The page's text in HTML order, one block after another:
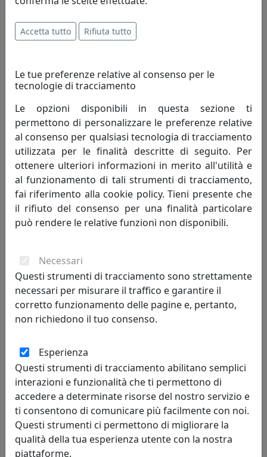
APPLIQUE COLLEZIONE VINTAGE C665 NERO
Ferroluce
227,00 €
Ferroluce
396,00 €
Accetta tutto Rifiuta tutto
Le tue preferenze relative al consenso per le
tecnologie di tracciamento
Le opzioni disponibili in questa sezione ti
permettono di personalizzare le preferenze relative
al consenso per qualsiasi tecnologia di tracciamento
utilizzata per le finalità descritte di seguito. Per
ottenere ulteriori informazioni in merito all'utilità e
al funzionamento di tali strumenti di tracciamento,
fai riferimento alla cookie policy. Tieni presente che
il rifiuto del consenso per una finalità particolare
può rendere le relative funzioni non disponibili.
Necessari
Questi strumenti di tracciamento sono strettamente
necessari per misurare il traffico e garantire il
corretto funzionamento delle pagine e, pertanto,
non richiedono il tuo consenso.
Esperienza
Questi strumenti di tracciamento abilitano semplici
interazioni e funzionalità che ti permettono di
accedere a determinate risorse del nostro servizio e
ti consentono di comunicare più facilmente con noi.
Questi strumenti ci permettono di migliorare la
qualità della tua esperienza utente con la nostra
piattaforme.